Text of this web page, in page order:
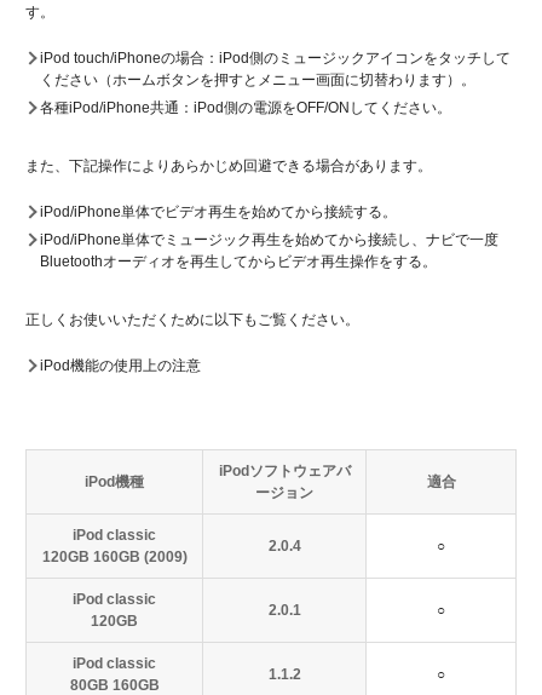
す。
iPod touch/iPhoneの場合：iPod側のミュージックアイコンをタッチして
ください（ホームボタンを押すとメニュー画面に切替わります）。
各種iPod/iPhone共通：iPod側の電源をOFF/ONしてください。
また、下記操作によりあらかじめ回避できる場合があります。
iPod/iPhone単体でビデオ再生を始めてから接続する。
iPod/iPhone単体でミュージック再生を始めてから接続し、ナビで一度
Bluetoothオーディオを再生してからビデオ再生操作をする。
正しくお使いいただくために以下もご覧ください。
iPod機能の使用上の注意
iPod機種
iPodソフトウェアバ
ージョン
適合
iPod classic
120GB 160GB (2009)
2.0.4 ○
iPod classic
120GB
2.0.1 ○
iPod classic
80GB 160GB
1.1.2 ○